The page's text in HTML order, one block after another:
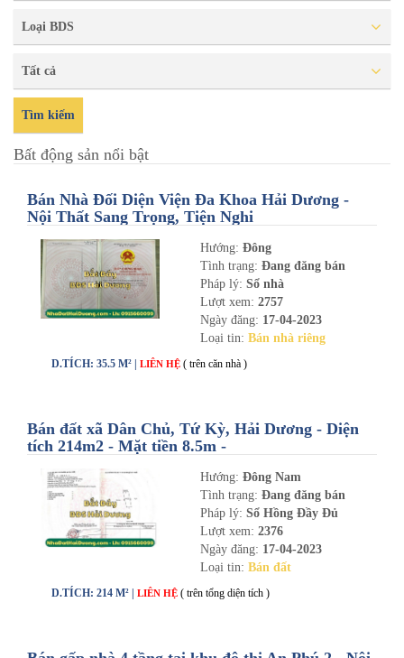
Loại BDS
Tất cả
Tìm kiếm
Bất động sản nổi bật
Bán Nhà Đối Diện Viện Đa Khoa Hải Dương -
Nội Thất Sang Trọng, Tiện Nghi
Hướng: Đông
Tình trạng: Đang đăng bán
Pháp lý: Sổ nhà
Lượt xem: 2757
Ngày đăng: 17-04-2023
Loại tin: Bán nhà riêng
D.TÍCH: 35.5 M² | LIÊN HỆ ( trên căn nhà )
Bán đất xã Dân Chủ, Tứ Kỳ, Hải Dương - Diện
tích 214m2 - Mặt tiền 8.5m -
Hướng: Đông Nam
Tình trạng: Đang đăng bán
Pháp lý: Sổ Hồng Đầy Đủ
Lượt xem: 2376
Ngày đăng: 17-04-2023
Loại tin: Bán đất
D.TÍCH: 214 M² | LIÊN HỆ ( trên tổng diện tích )